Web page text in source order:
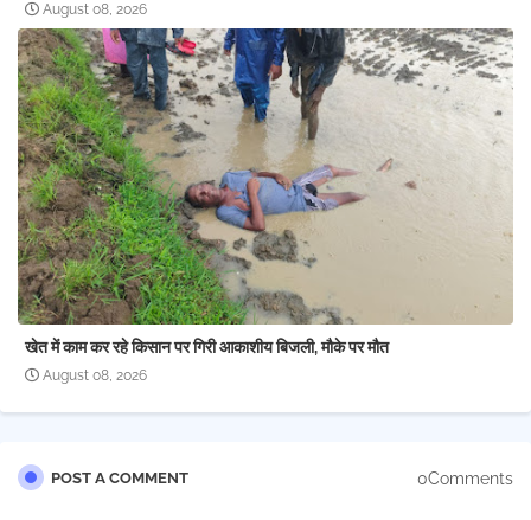
August 08, 2026
खेत में काम कर रहे किसान पर गिरी आकाशीय बिजली, मौके पर मौत
August 08, 2026
POST A COMMENT 0Comments